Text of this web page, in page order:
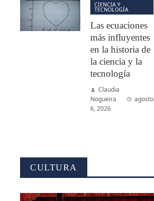
CIENCIA Y
TECNOLOGÍA
Las ecuaciones
más influyentes
en la historia de
la ciencia y la
tecnología
Claudia
Nogueira
agosto
6, 2026
CULTURA